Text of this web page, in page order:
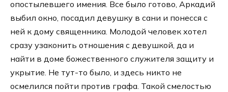
опостылевшего имения. Все было готово, Аркадий
выбил окно, посадил девушку в сани и понесся с
ней к дому священника. Молодой человек хотел
сразу узаконить отношения с девушкой, да и
найти в доме божественного служителя защиту и
укрытие. Не тут-то было, и здесь никто не
осмелился пойти против графа. Такой смелостью